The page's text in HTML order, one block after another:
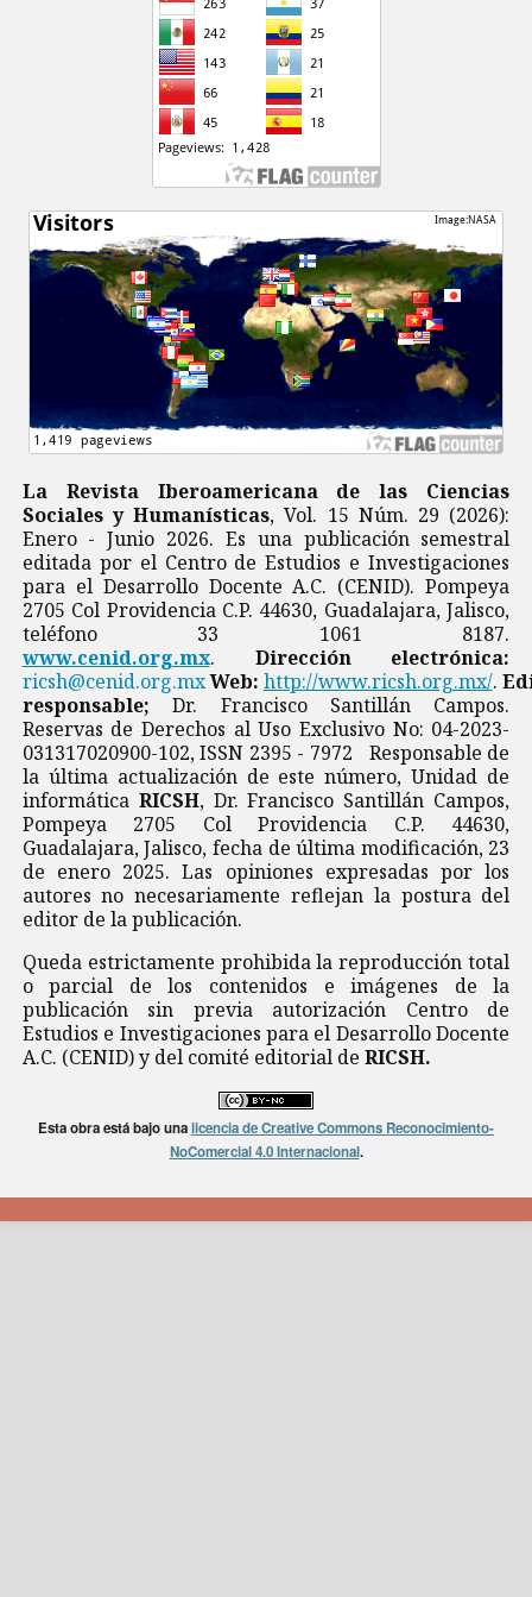
La Revista Iberoamericana de las Ciencias
Sociales y Humanísticas, Vol. 15 Núm. 29 (2026):
Enero - Junio 2026. Es una publicación semestral
editada por el Centro de Estudios e Investigaciones
para el Desarrollo Docente A.C. (CENID). Pompeya
2705 Col Providencia C.P. 44630, Guadalajara, Jalisco,
teléfono 33 1061 8187.
www.cenid.org.mx. Dirección electrónica:
ricsh@cenid.org.mxWeb: http://www.ricsh.org.mx/.
responsable; Dr. Francisco Santillán Campos.
Reservas de Derechos al Uso Exclusivo No: 04-2023-
031317020900-102, ISSN 2395 - 7972 Responsable de
la última actualización de este número, Unidad de
informática RICSH, Dr. Francisco Santillán Campos,
Pompeya 2705 Col Providencia C.P. 44630,
Guadalajara, Jalisco, fecha de última modificación, 23
de enero 2025. Las opiniones expresadas por los
autores no necesariamente reflejan la postura del
editor de la publicación.
Queda estrictamente prohibida la reproducción total
o parcial de los contenidos e imágenes de la
publicación sin previa autorización Centro de
Estudios e Investigaciones para el Desarrollo Docente
A.C. (CENID) y del comité editorial de RICSH.
Esta obra está bajo unalicencia de Creative Commons Reconocimiento-
NoComercial 4.0 Internacional.